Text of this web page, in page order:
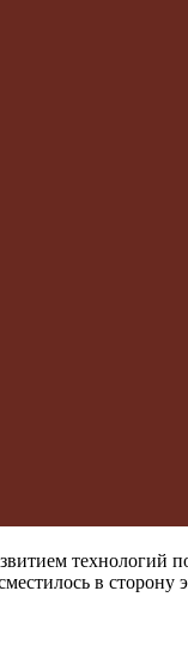
технологий
в сторону